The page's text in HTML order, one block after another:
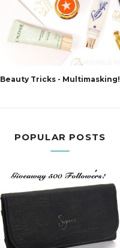
Beauty Tricks - Multimasking!
POPULAR POSTS